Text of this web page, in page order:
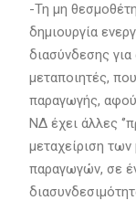
-Τη μη
δημιουργία
διασύνδεσης
μεταποιητές,
παραγωγής,
ΝΔ έχει άλλες
μεταχείριση
παραγωγών, σε